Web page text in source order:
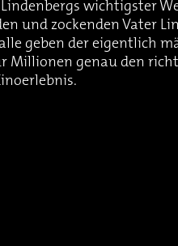
wichtigster
und zockenden Vater
geben der eigentlich
Millionen genau den